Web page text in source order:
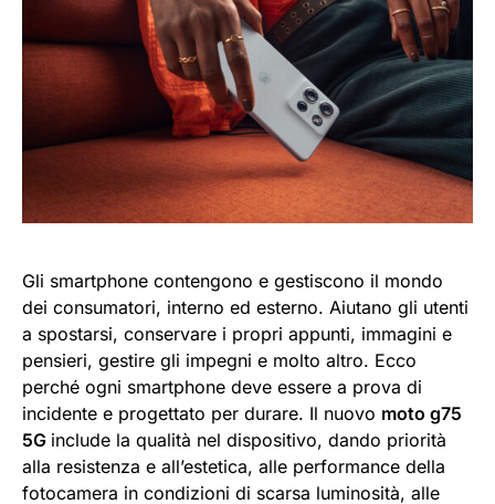
Gli smartphone contengono e gestiscono il mondo
dei consumatori, interno ed esterno. Aiutano gli utenti
a spostarsi, conservare i propri appunti, immagini e
pensieri, gestire gli impegni e molto altro. Ecco
perché ogni smartphone deve essere a prova di
incidente e progettato per durare. Il nuovo moto g75
5G include la qualità nel dispositivo, dando priorità
alla resistenza e all’estetica, alle performance della
fotocamera in condizioni di scarsa luminosità, alle